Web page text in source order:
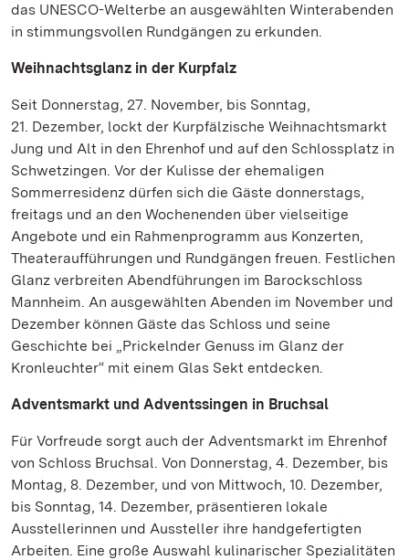
das UNESCO-Welterbe an ausgewählten Winterabenden
in stimmungsvollen Rundgängen zu erkunden.
Weihnachtsglanz in der Kurpfalz
Seit Donnerstag, 27. November, bis Sonntag,
21. Dezember, lockt der Kurpfälzische Weihnachtsmarkt
Jung und Alt in den Ehrenhof und auf den Schlossplatz in
Schwetzingen. Vor der Kulisse der ehemaligen
Sommerresidenz dürfen sich die Gäste donnerstags,
freitags und an den Wochenenden über vielseitige
Angebote und ein Rahmenprogramm aus Konzerten,
Theateraufführungen und Rundgängen freuen. Festlichen
Glanz verbreiten Abendführungen im Barockschloss
Mannheim. An ausgewählten Abenden im November und
Dezember können Gäste das Schloss und seine
Geschichte bei „Prickelnder Genuss im Glanz der
Kronleuchter“ mit einem Glas Sekt entdecken.
Adventsmarkt und Adventssingen in Bruchsal
Für Vorfreude sorgt auch der Adventsmarkt im Ehrenhof
von Schloss Bruchsal. Von Donnerstag, 4. Dezember, bis
Montag, 8. Dezember, und von Mittwoch, 10. Dezember,
bis Sonntag, 14. Dezember, präsentieren lokale
Ausstellerinnen und Aussteller ihre handgefertigten
Arbeiten. Eine große Auswahl kulinarischer Spezialitäten